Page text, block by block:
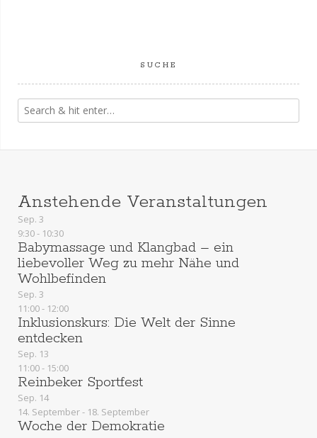
SUCHE
Anstehende Veranstaltungen
Sep. 3
9:30- 10:30
Babymassage und Klangbad – ein
liebevoller Weg zu mehr Nähe und
Wohlbefinden
Sep. 3
11:00- 12:00
Inklusionskurs: Die Welt der Sinne
entdecken
Sep. 13
11:00- 15:00
Reinbeker Sportfest
Sep. 14
14. September- 18. September
Woche der Demokratie